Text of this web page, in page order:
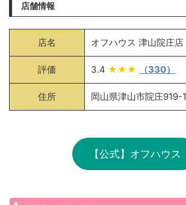
店舗情報
店名 オフハウス 津山院庄店
評価 3.4 ★★★ （330）
住所 岡山県津山市院庄919-1
【公式】オフハウス